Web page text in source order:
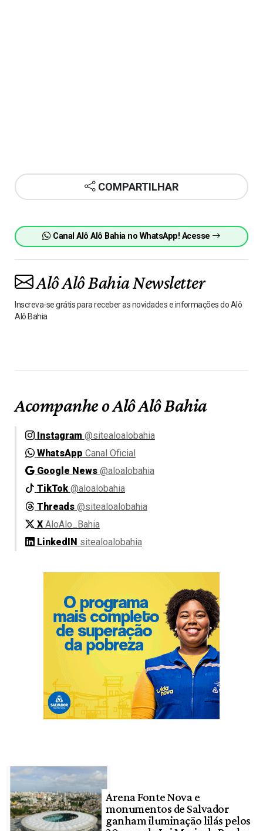
COMPARTILHAR
Canal Alô Alô Bahia no WhatsApp! Acesse
Alô Alô Bahia Newsletter
Inscreva-se grátis para receber as novidades e informações do Alô
Alô Bahia
Acompanhe o Alô Alô Bahia
Instagram @sitealoalobahia
WhatsApp Canal Oficial
Google News @aloalobahia
TikTok @aloalobahia
Threads @sitealoalobahia
X AloAlo_Bahia
LinkedIN sitealoalobahia
Arena Fonte Nova e
monumentos de Salvador
ganham iluminação lilás pelos